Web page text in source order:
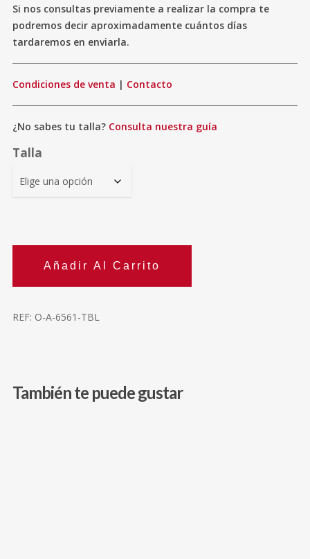
Si nos consultas previamente a realizar la compra te
podremos decir aproximadamente cuántos días
tardaremos en enviarla.
Condiciones de venta | Contacto
¿No sabes tu talla? Consulta nuestra guía
Talla
Añadir Al Carrito
REF: O-A-6561-TBL
También te puede gustar